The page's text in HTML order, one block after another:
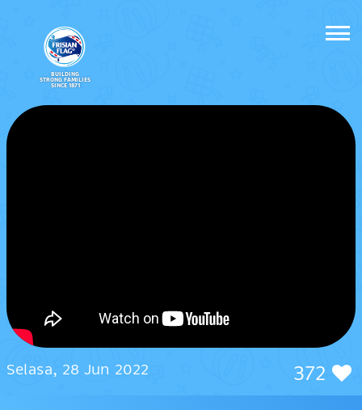
BUILDING
STRONG FAMILIES
SINCE 1871
Selasa, 28 Jun 2022 372